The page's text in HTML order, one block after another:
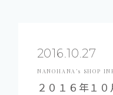
2016.10.27
NANOHANA’s SHOP
２０１６年１